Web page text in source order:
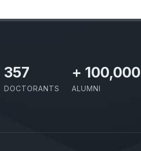
414
DOCTORANTS
+ 100,000
ALUMNI